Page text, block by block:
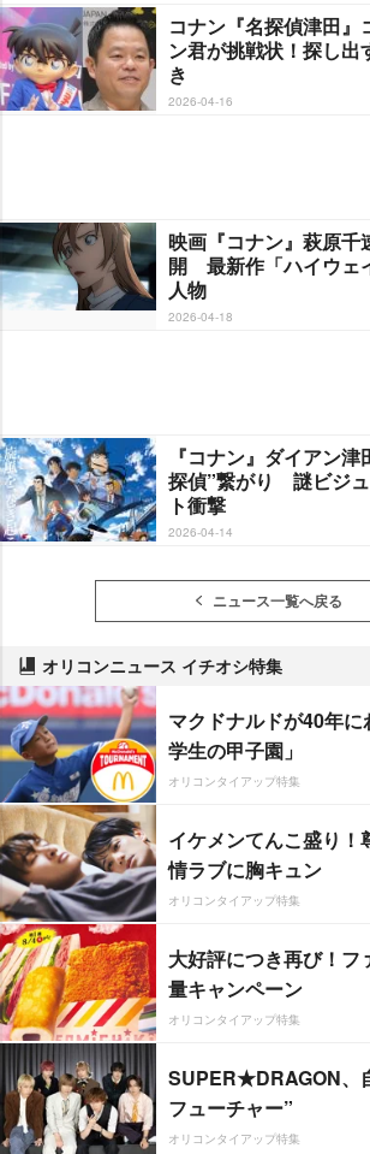
コナン『名探偵津田
ン君が挑戦状！探し出
き
2026-04-16
映画『コナン』萩原千
開 最新作「ハイウェ
人物
2026-04-18
『コナン』ダイアン
探偵”繋がり 謎ビジ
ト衝撃
2026-04-14
ニュース一覧へ戻る
オリコンニュース イチオシ特集
マクドナルドが40年
学生の甲子園」
オリコンタイアップ特集
イケメンてんこ盛り！
情ラブに胸キュン
オリコンタイアップ特集
大好評につき再び！フ
量キャンペーン
オリコンタイアップ特集
SUPER★DRAGON、
フューチャー”
オリコンタイアップ特集